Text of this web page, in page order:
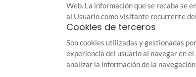
Web. La información que se recaba se
al Usuario como visitante recurrente
Cookies de terceros
Son cookies utilizadas y gestionadas
experiencia del usuario al navegar en
analizar la información de la